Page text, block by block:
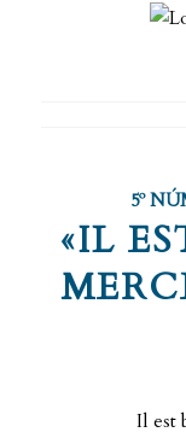
5º
«IL
Il est